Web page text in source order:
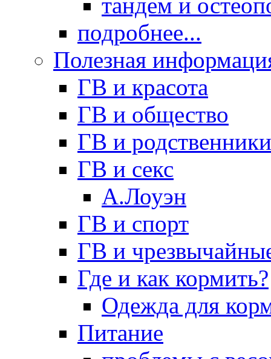
подробнее...
Полезная
ГВ и красота
ГВ и общество
ГВ и родственники
ГВ и секс
А.Лоуэн
ГВ и спорт
ГВ и
Где и как кормить?
Одежда для
Питание